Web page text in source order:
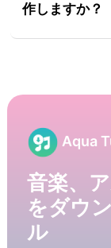
作しますか？
Aqua
音楽、
をダウ
ル